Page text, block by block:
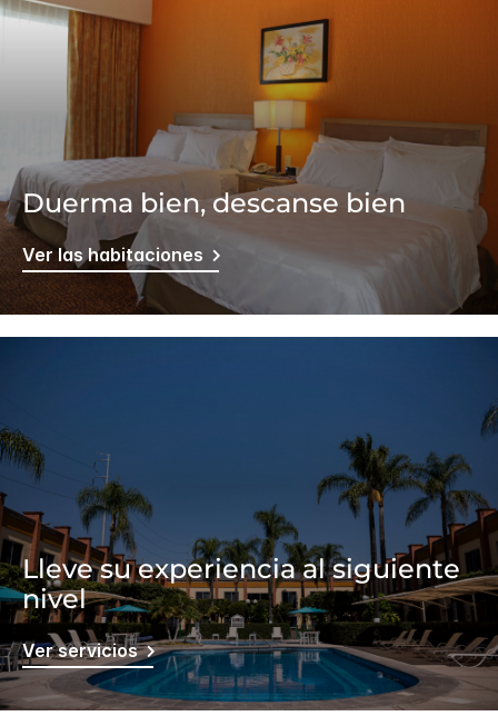
Duerma bien, descanse bien
Ver las habitaciones
Lleve su experiencia al siguiente
nivel
Ver servicios